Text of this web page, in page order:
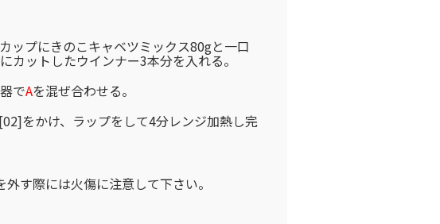
ップにきのこキャベツミックス80gと一口
カットしたウインナー3本分を入れる。
でAを混ぜ合わせる。
をかけ、ラップをして4分レンジ加熱し完
す際には火傷に注意して下さい。